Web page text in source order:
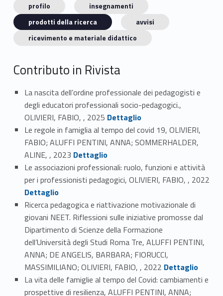
profilo
insegnamenti
prodotti della ricerca
avvisi
ricevimento e materiale didattico
Contributo in Rivista
La nascita dell’ordine professionale dei pedagogisti e
degli educatori professionali socio-pedagogici.,
OLIVIERI, FABIO, , 2025 Link identifier #identifier_person_140049-1Dettaglio
Le regole in famiglia al tempo del covid 19, OLIVIERI,
FABIO; ALUFFI PENTINI, ANNA; SOMMERHALDER,
ALINE, , 2023 Link identifier #identifier_person_180428-2Dettaglio
Le associazioni professionali: ruolo, funzioni e attività
per i professionisti pedagogici, OLIVIERI, FABIO, , 2022
Dettaglio
Ricerca pedagogica e riattivazione motivazionale di
giovani NEET. Riflessioni sulle iniziative promosse dal
Dipartimento di Scienze della Formazione
dell’Università degli Studi Roma Tre, ALUFFI PENTINI,
ANNA; DE ANGELIS, BARBARA; FIORUCCI,
MASSIMILIANO; OLIVIERI, FABIO, , 2022 Link identifier #identifier_person_57286-4Dettaglio
La vita delle famiglie al tempo del Covid: cambiamenti e
prospettive di resilienza, ALUFFI PENTINI, ANNA;